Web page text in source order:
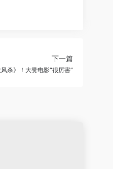
下一篇
杀》！大赞电影“很厉害”